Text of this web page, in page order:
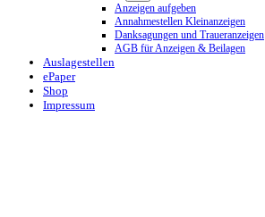
Anzeigen aufgeben
Annahmestellen Kleinanzeigen
Danksagungen und Traueranzeigen
AGB für Anzeigen & Beilagen
Auslagestellen
ePaper
Shop
Impressum